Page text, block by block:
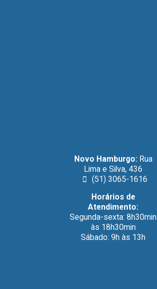
Novo Hamburgo: Rua
Lima e Silva, 436
(51) 3065-1616
Horários de
Atendimento:
Segunda-sexta: 8h30min
às 18h30min
Sábado: 9h às 13h